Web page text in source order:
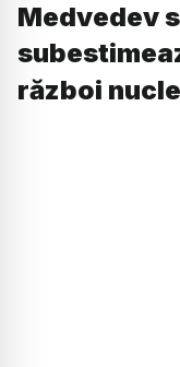
Medvedev
război